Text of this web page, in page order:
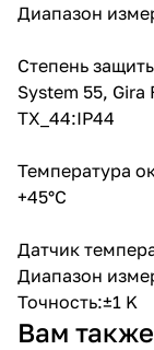
Диапазон
Степень
System 55, Gira
TX_44:IP44
Температура
+45°C
Датчик
Диапазон
Точность:±1 K
Вам